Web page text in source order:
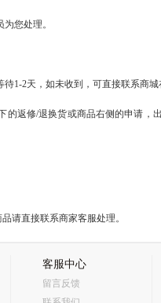
您处理。
待1-2天，如未收到，可直接联系商城
的返修/退换货或商品右侧的申请，
请直接联系商家客服处理。
客服中心
留言反馈